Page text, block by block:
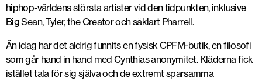
hiphop-världens största artister vid den tidpunkten, inklusive
Big Sean, Tyler, the Creator och såklart Pharrell.
Än idag har det aldrig funnits en fysisk CPFM-butik, en filosofi
som går hand in hand med Cynthias anonymitet. Kläderna fick
istället tala för sig själva och de extremt sparsamma